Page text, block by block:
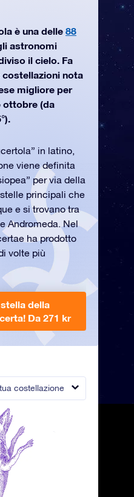
costellazione
è una delle 88
astronomi
il cielo. Fa
costellazioni nota
migliore per
ottobre (da
in latino,
viene definita
per via della
principali che
e si trovano tra
Andromeda. Nel
ha prodotto
volte più
della
Da 271 kr